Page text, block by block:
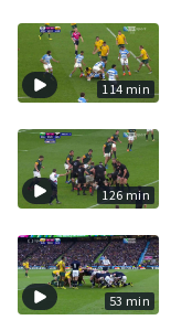
114 min
126 min
53 min